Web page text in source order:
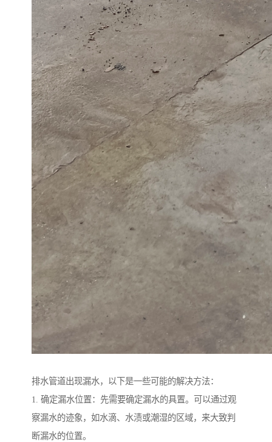
排水管道出现漏水，以下是一些可能的解决方法：
1. 确定漏水位置：先需要确定漏水的具置。可以通过观
察漏水的迹象，如水滴、水渍或潮湿的区域，来大致判
断漏水的位置。